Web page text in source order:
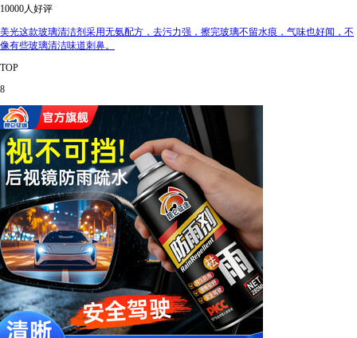
10000人好评
美光这款玻璃清洁剂采用无氨配方，去污力强，擦完玻璃不留水痕，气味也好闻，不
像有些玻璃清洁味道刺鼻。
TOP
8